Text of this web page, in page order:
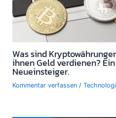
Was sind
ihnen Geld verdienen?
Neueinsteiger.
Kommentar verfassen /